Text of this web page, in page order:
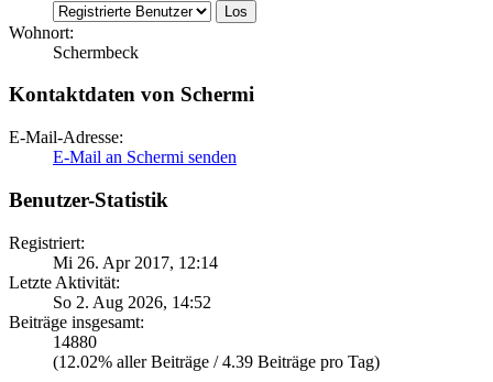
Wohnort:
Schermbeck
Kontaktdaten von Schermi
E-Mail-Adresse:
E-Mail an Schermi senden
Benutzer-Statistik
Registriert:
Mi 26. Apr 2017, 12:14
Letzte Aktivität:
So 2. Aug 2026, 14:52
Beiträge insgesamt:
14880
(12.02% aller Beiträge / 4.39 Beiträge pro Tag)